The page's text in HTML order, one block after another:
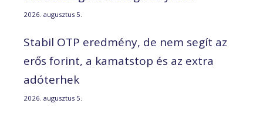
2026. augusztus 5.
Stabil OTP eredmény, de nem segít az
erős forint, a kamatstop és az extra
adóterhek
2026. augusztus 5.